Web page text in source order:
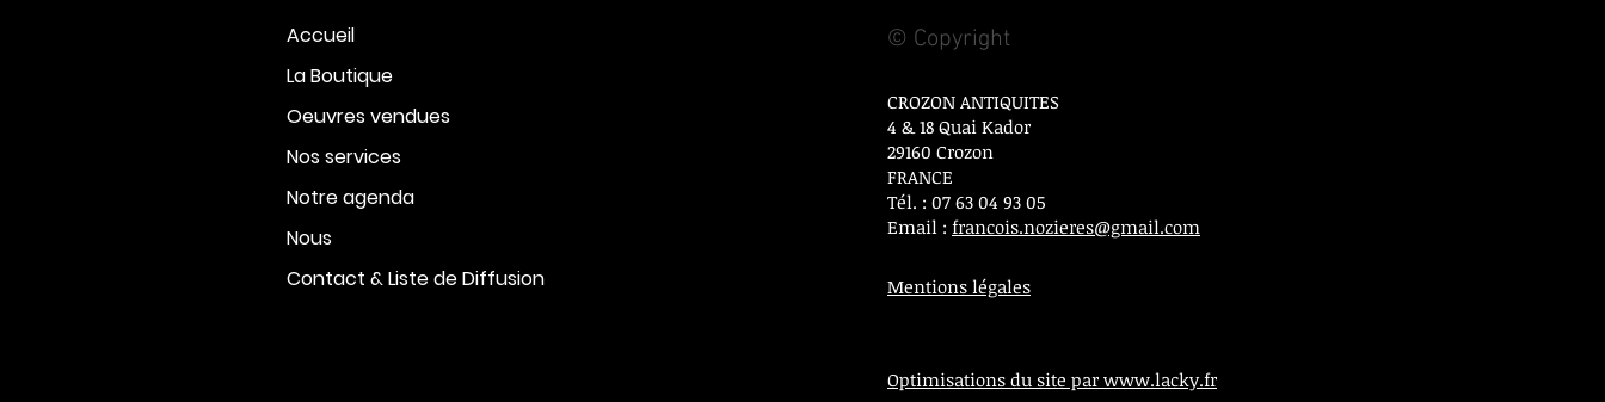
Accueil
La Boutique
Oeuvres vendues
Nos services
Notre agenda
Nous
Contact & Liste de Diffusion
© Copyright
CROZON ANTIQUITES
4 & 18 Quai Kador
29160 Crozon
FRANCE
Tél. : 07 63 04 93 05
Email : francois.nozieres@gmail.com
Mentions légales
Optimisations du site par www.lacky.fr